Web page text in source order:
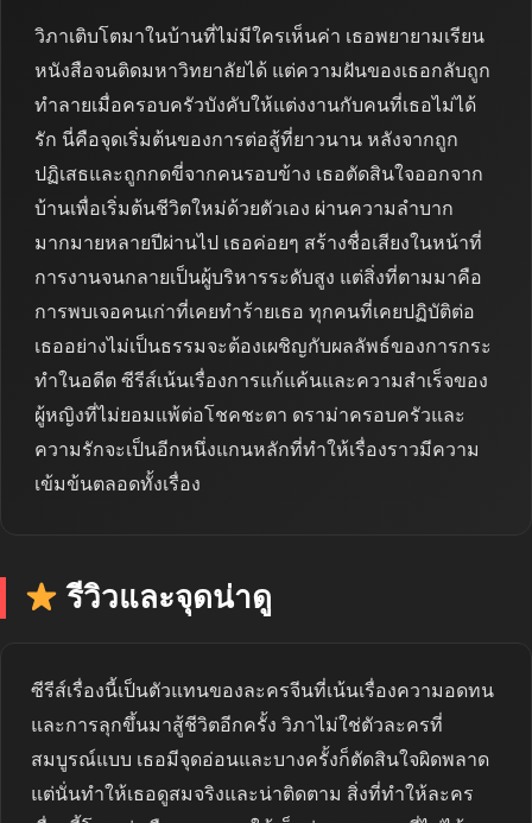
วิภาเติบโตมาในบ้านที่ไม่มีใครเห็นค่า เธอพยายามเรียน
หนังสือจนติดมหาวิทยาลัยได้ แต่ความฝันของเธอกลับถูก
ทำลายเมื่อครอบครัวบังคับให้แต่งงานกับคนที่เธอไม่ได้
รัก นี่คือจุดเริ่มต้นของการต่อสู้ที่ยาวนาน หลังจากถูก
ปฏิเสธและถูกกดขี่จากคนรอบข้าง เธอตัดสินใจออกจาก
บ้านเพื่อเริ่มต้นชีวิตใหม่ด้วยตัวเอง ผ่านความลำบาก
มากมายหลายปีผ่านไป เธอค่อยๆ สร้างชื่อเสียงในหน้าที่
การงานจนกลายเป็นผู้บริหารระดับสูง แต่สิ่งที่ตามมาคือ
การพบเจอคนเก่าที่เคยทำร้ายเธอ ทุกคนที่เคยปฏิบัติต่อ
เธออย่างไม่เป็นธรรมจะต้องเผชิญกับผลลัพธ์ของการกระ
ทำในอดีต ซีรีส์เน้นเรื่องการแก้แค้นและความสำเร็จของ
ผู้หญิงที่ไม่ยอมแพ้ต่อโชคชะตา ดราม่าครอบครัวและ
ความรักจะเป็นอีกหนึ่งแกนหลักที่ทำให้เรื่องราวมีความ
เข้มข้นตลอดทั้งเรื่อง
รีวิวและจุดน่าดู
ซีรีส์เรื่องนี้เป็นตัวแทนของละครจีนที่เน้นเรื่องความอดทน
และการลุกขึ้นมาสู้ชีวิตอีกครั้ง วิภาไม่ใช่ตัวละครที่
สมบูรณ์แบบ เธอมีจุดอ่อนและบางครั้งก็ตัดสินใจผิดพลาด
แต่นั่นทำให้เธอดูสมจริงและน่าติดตาม สิ่งที่ทำให้ละคร